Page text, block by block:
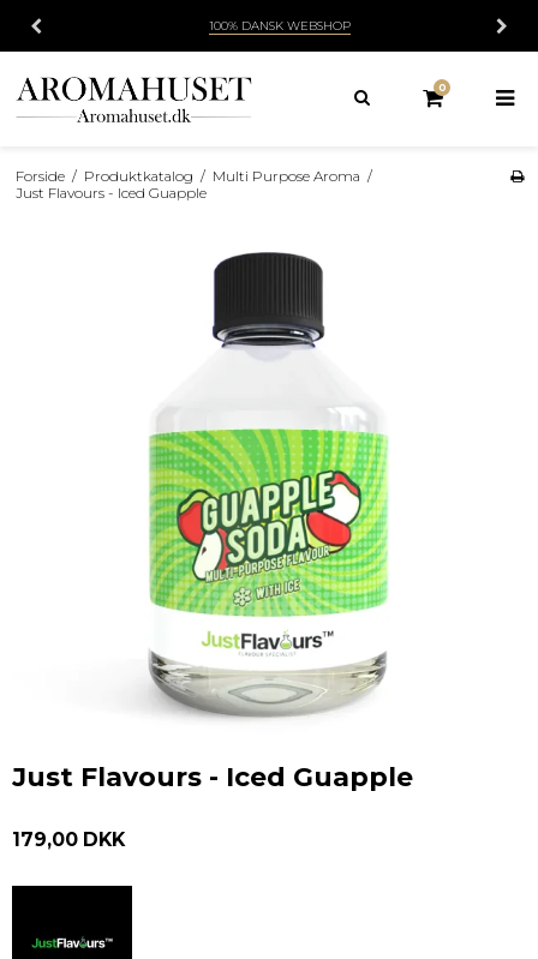
100% DANSK WEBSHOP
0
Forside / Produktkatalog / Multi Purpose Aroma /
Just Flavours - Iced Guapple
Just Flavours - Iced Guapple
179,00 DKK